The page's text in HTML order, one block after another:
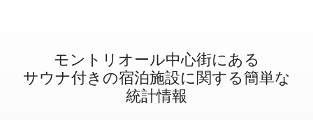
モントリオール中心街に⁠あ⁠る
サ⁠ウ⁠ナ⁠付⁠き⁠の宿⁠泊⁠施⁠設⁠に関⁠す⁠る簡⁠単⁠な
統⁠計⁠情⁠報